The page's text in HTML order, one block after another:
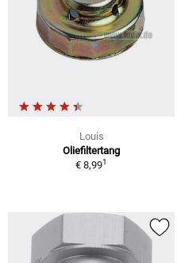
Louis
Oliefiltertang
€ 8,991